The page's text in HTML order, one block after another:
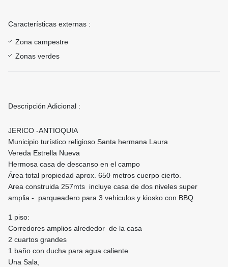
Características externas :
Zona campestre
Zonas verdes
Descripción Adicional :
JERICO -ANTIOQUIA
Municipio turístico religioso Santa hermana Laura
Vereda Estrella Nueva
Hermosa casa de descanso en el campo
Área total propiedad aprox. 650 metros cuerpo cierto.
Area construida 257mts incluye casa de dos niveles super
amplia - parqueadero para 3 vehiculos y kiosko con BBQ.
1 piso:
Corredores amplios alrededor de la casa
2 cuartos grandes
1 baño con ducha para agua caliente
Una Sala,